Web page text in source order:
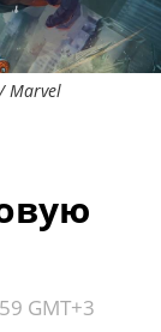
Marvel
GMT+3